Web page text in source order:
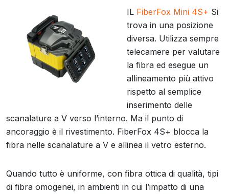
IL FiberFox Mini 4S+ Si
trova in una posizione
diversa. Utilizza sempre
telecamere per valutare
la fibra ed esegue un
allineamento più attivo
rispetto al semplice
inserimento delle
scanalature a V verso l’interno. Ma il punto di
ancoraggio è il rivestimento. FiberFox 4S+ blocca la
fibra nelle scanalature a V e allinea il vetro esterno.
Quando tutto è uniforme, con fibra ottica di qualità, tipi
di fibra omogenei, in ambienti in cui l’impatto di una